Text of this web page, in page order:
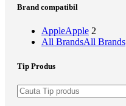
Brand compatibil
AppleApple 2
All BrandsAll Brands
Tip Produs